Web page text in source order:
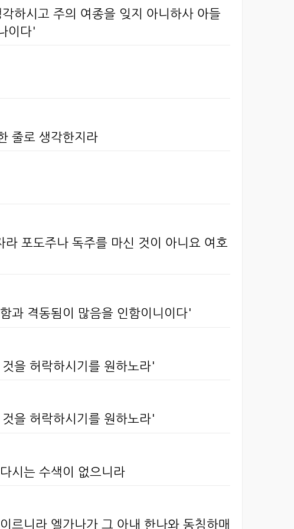
하시고 주의 여종을 잊지 아니하사 아들
이다'
줄로 생각한지라
포도주나 독주를 마신 것이 아니요 여호
과 격동됨이 많음을 인함이니이다'
을 허락하시기를 원하노라'
을 허락하시기를 원하노라'
시는 수색이 없으니라
르니라 엘가나가 그 아내 한나와 동침하매